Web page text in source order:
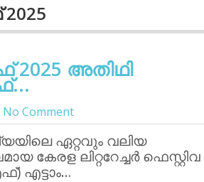
അതിഥി
No Comment
ഏറ്റവും വലിയ
കേരള ലിറ്ററേച്ചര്‍ ഫെസ്റ്റിവ
എട്ടാം…